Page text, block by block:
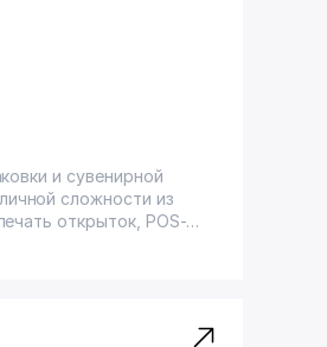
и сувенирной
сложности из
открыток, POS-